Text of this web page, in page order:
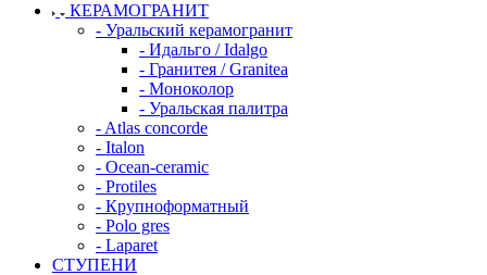
КЕРАМОГРАНИТ
- Уральский керамогранит
- Идальго / Idalgo
- Гранитея / Granitea
- Моноколор
- Уральская палитра
- Atlas concorde
- Italon
- Ocean-ceramic
- Protiles
- Крупноформатный
- Polo gres
- Laparet
СТУПЕНИ